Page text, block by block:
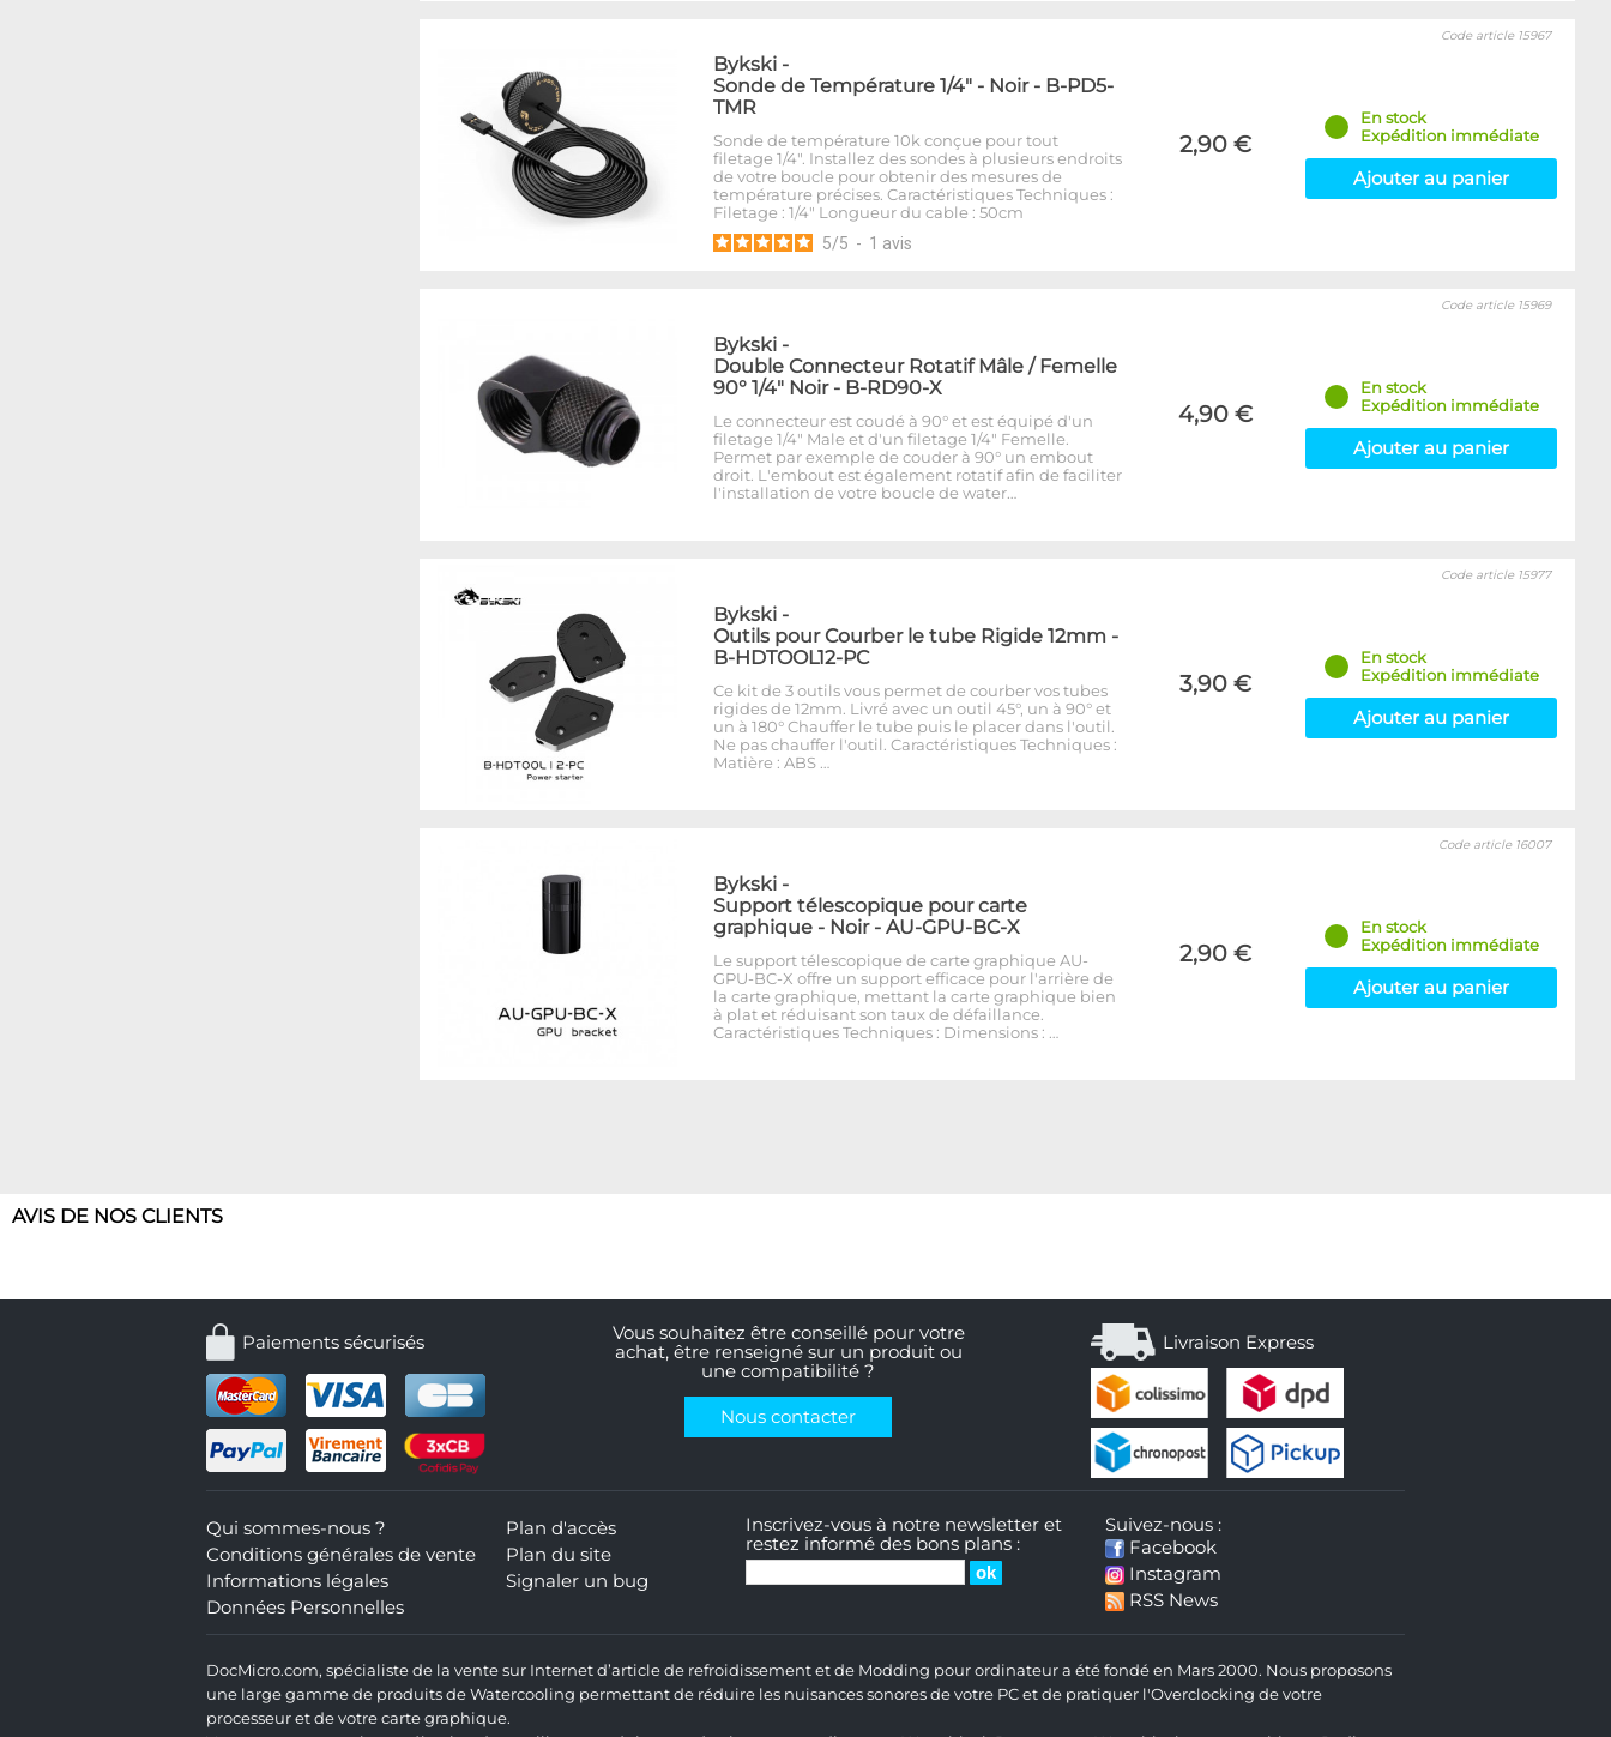
Bykski -
Sonde de Température 1/4" - Noir - B-PD5-
TMR
Sonde de température 10k conçue pour tout
filetage 1/4". Installez des sondes à plusieurs endroits
de votre boucle pour obtenir des mesures de
température précises. Caractéristiques Techniques :
Filetage : 1/4" Longueur du cable : 50cm
5/5 - 1 avis
2,90 €
Code article 15967
En stock
Expédition immédiate
Ajouter au panier
Bykski -
Double Connecteur Rotatif Mâle / Femelle
90° 1/4" Noir - B-RD90-X
Le connecteur est coudé à 90° et est équipé d'un
filetage 1/4" Male et d'un filetage 1/4" Femelle.
Permet par exemple de couder à 90° un embout
droit. L'embout est également rotatif afin de faciliter
l'installation de votre boucle de water…
4,90 €
Code article 15969
En stock
Expédition immédiate
Ajouter au panier
Bykski -
Outils pour Courber le tube Rigide 12mm -
B-HDTOOL12-PC
Ce kit de 3 outils vous permet de courber vos tubes
rigides de 12mm. Livré avec un outil 45°, un à 90° et
un à 180° Chauffer le tube puis le placer dans l'outil.
Ne pas chauffer l'outil. Caractéristiques Techniques :
Matière : ABS …
3,90 €
Code article 15977
En stock
Expédition immédiate
Ajouter au panier
Bykski -
Support télescopique pour carte
graphique - Noir - AU-GPU-BC-X
Le support télescopique de carte graphique AU-
GPU-BC-X offre un support efficace pour l'arrière de
la carte graphique, mettant la carte graphique bien
à plat et réduisant son taux de défaillance.
Caractéristiques Techniques : Dimensions : …
2,90 €
Code article 16007
En stock
Expédition immédiate
Ajouter au panier
AVIS DE NOS CLIENTS
Paiements sécurisés
Vous souhaitez être conseillé pour votre
achat, être renseigné sur un produit ou
une compatibilité ?
Nous contacter
Livraison Express
Qui sommes-nous ?
Conditions générales de vente
Informations légales
Données Personnelles
Plan d'accès
Plan du site
Signaler un bug
Inscrivez-vous à notre newsletter et
restez informé des bons plans :
Suivez-nous :
Facebook
Instagram
RSS News
DocMicro.com, spécialiste de la vente sur Internet d’article de refroidissement et de Modding pour ordinateur a été fondé en Mars 2000. Nous proposons
une large gamme de produits de Watercooling permettant de réduire les nuisances sonores de votre PC et de pratiquer l'Overclocking de votre
processeur et de votre carte graphique.